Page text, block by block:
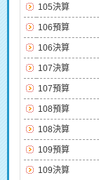
105決算
106預算
106決算
107決算
107預算
108預算
108決算
109預算
109決算